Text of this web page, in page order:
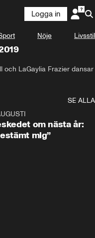
Logga in
Nöje Livsstil
och LaGaylia Frazier dansar
SE ALLA
om nästa år:
mig”